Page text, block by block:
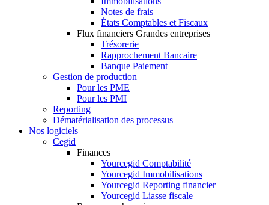
Notes de frais
États Comptables et Fiscaux
Flux financiers Grandes entreprises
Trésorerie
Rapprochement Bancaire
Banque Paiement
Gestion de production
Pour les PME
Pour les PMI
Reporting
Dématérialisation des processus
Nos logiciels
Cegid
Finances
Yourcegid Comptabilité
Yourcegid Immobilisations
Yourcegid Reporting financier
Yourcegid Liasse fiscale